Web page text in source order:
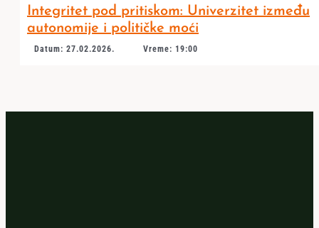
Integritet pod pritiskom: Univerzitet između
autonomije i političke moći
Datum: 27.02.2026. Vreme: 19:00